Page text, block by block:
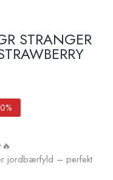
STRANGER
jordbærfyld – perfekt